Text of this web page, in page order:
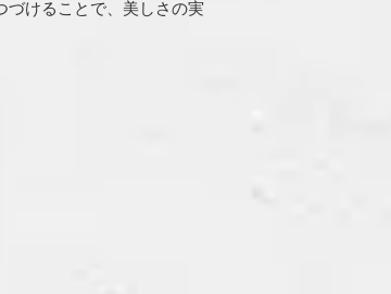
づけることで、美しさの実